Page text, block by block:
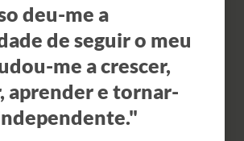
deu-me a
de seguir o meu
me a crescer,
aprender e tornar-